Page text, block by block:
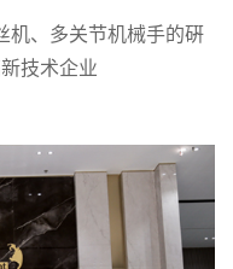
体化保护。
模组、智能穿戴设备
统（BMS）、高压连
机、多关节机械手的硏
技术企业